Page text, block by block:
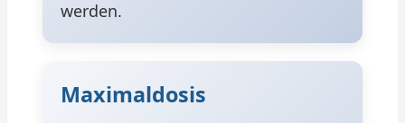
werden.
Maximaldosis